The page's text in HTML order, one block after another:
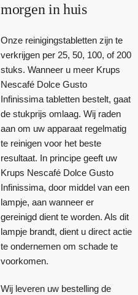
morgen in huis
Onze reinigingstabletten zijn te
verkrijgen per 25, 50, 100, of 200
stuks. Wanneer u meer Krups
Nescafé Dolce Gusto
Infinissima tabletten bestelt, gaat
de stukprijs omlaag. Wij raden
aan om uw apparaat regelmatig
te reinigen voor het beste
resultaat. In principe geeft uw
Krups Nescafé Dolce Gusto
Infinissima, door middel van een
lampje, aan wanneer er
gereinigd dient te worden. Als dit
lampje brandt, dient u direct actie
te ondernemen om schade te
voorkomen.
Wij leveren uw bestelling de